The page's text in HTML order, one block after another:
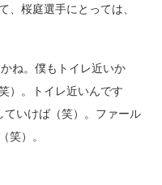
桜庭選手にとっては、
ね。僕もトイレ近いか
）。トイレ近いんです
いけば（笑）。ファール
笑）。